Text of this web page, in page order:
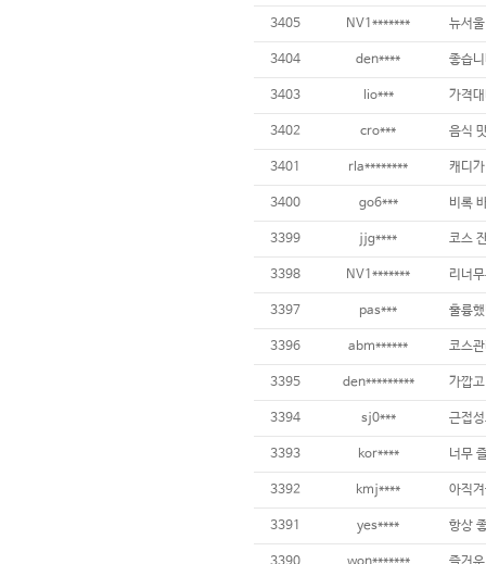
3405 NV1******* 뉴서
3404 den****
3403 lio***
3402 cro*** 음식
3401 rla********
3400 go6***
3399 jjg****
3398 NV1******* 리너
3397 pas*** 훌륭
3396 abm******
3395 den*********
3394 sj0***
3393 kor****
3392 kmj****
3391 yes****